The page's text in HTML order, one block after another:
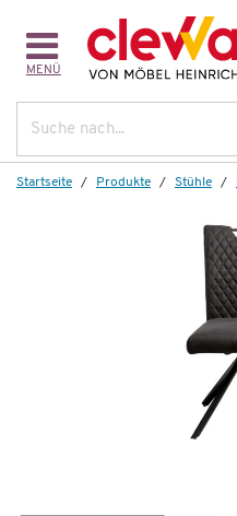
MENÜ
Startseite Produkte Stühle